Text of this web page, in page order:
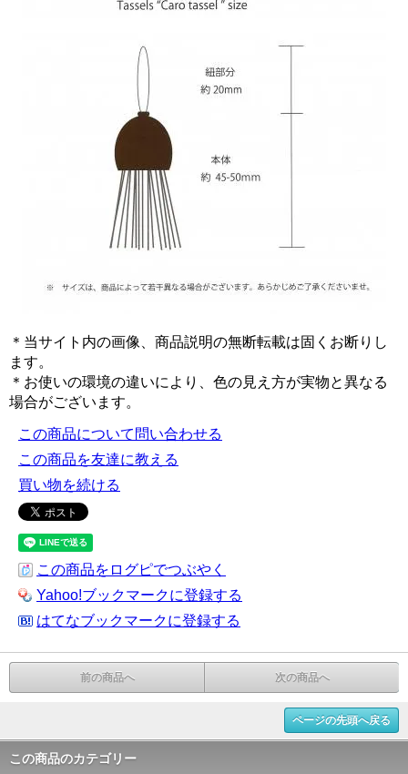
＊当サイト内の画像、商品説明の無断転載は固くお断りし
ます。
＊お使いの環境の違いにより、色の見え方が実物と異なる
場合がございます。
この商品について問い合わせる
この商品を友達に教える
買い物を続ける
この商品をログピでつぶやく
Yahoo!ブックマークに登録する
はてなブックマークに登録する
前の商品へ 次の商品へ
ページの先頭へ戻る
この商品のカテゴリー